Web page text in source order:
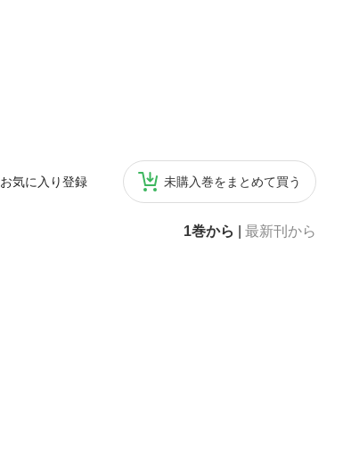
お気に入り登録 未購入巻をまとめて買う
1巻から 最新刊から